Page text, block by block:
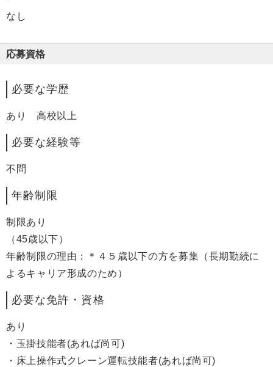
なし
応募資格
必要な学歴
あり 高校以上
必要な経験等
不問
年齢制限
制限あり
（45歳以下）
年齢制限の理由：＊４５歳以下の方を募集（長期勤続に
よるキャリア形成のため）
必要な免許・資格
あり
・玉掛技能者(あれば尚可)
・床上操作式クレーン運転技能者(あれば尚可)